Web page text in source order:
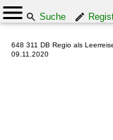
Suche
648 311 DB Regio als
09.11.2020